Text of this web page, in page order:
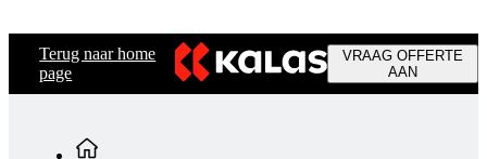
Terug naar home
page
VRAAG OFFERTE
AAN